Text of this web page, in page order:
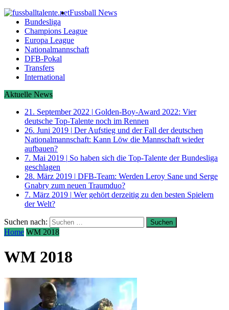
Fussball News
Bundesliga
Champions League
Europa League
Nationalmannschaft
DFB-Pokal
Transfers
International
Aktuelle News
21. September 2022 | Golden-Boy-Award 2022: Vier
deutsche Top-Talente noch im Rennen
26. Juni 2019 | Der Aufstieg und der Fall der deutschen
Nationalmannschaft: Kann Löw die Mannschaft wieder
aufbauen?
7. Mai 2019 | So haben sich die Top-Talente der Bundesliga
geschlagen
28. März 2019 | DFB-Team: Werden Leroy Sane und Serge
Gnabry zum neuen Traumduo?
7. März 2019 | Wer gehört derzeitig zu den besten Spielern
der Welt?
Suchen nach:
Home WM 2018
WM 2018